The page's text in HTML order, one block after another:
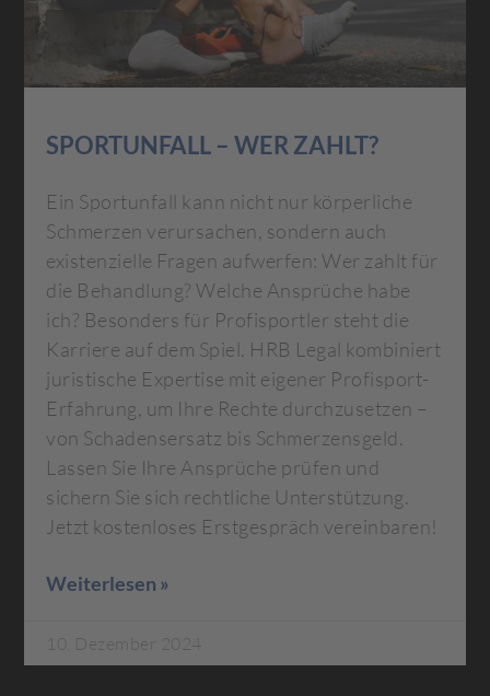
SPORTUNFALL – WER ZAHLT?
Ein Sportunfall kann nicht nur körperliche
Schmerzen verursachen, sondern auch
existenzielle Fragen aufwerfen: Wer zahlt für
die Behandlung? Welche Ansprüche habe
ich? Besonders für Profisportler steht die
Karriere auf dem Spiel. HRB Legal kombiniert
juristische Expertise mit eigener Profisport-
Erfahrung, um Ihre Rechte durchzusetzen –
von Schadensersatz bis Schmerzensgeld.
Lassen Sie Ihre Ansprüche prüfen und
sichern Sie sich rechtliche Unterstützung.
Jetzt kostenloses Erstgespräch vereinbaren!
Weiterlesen »
10. Dezember 2024